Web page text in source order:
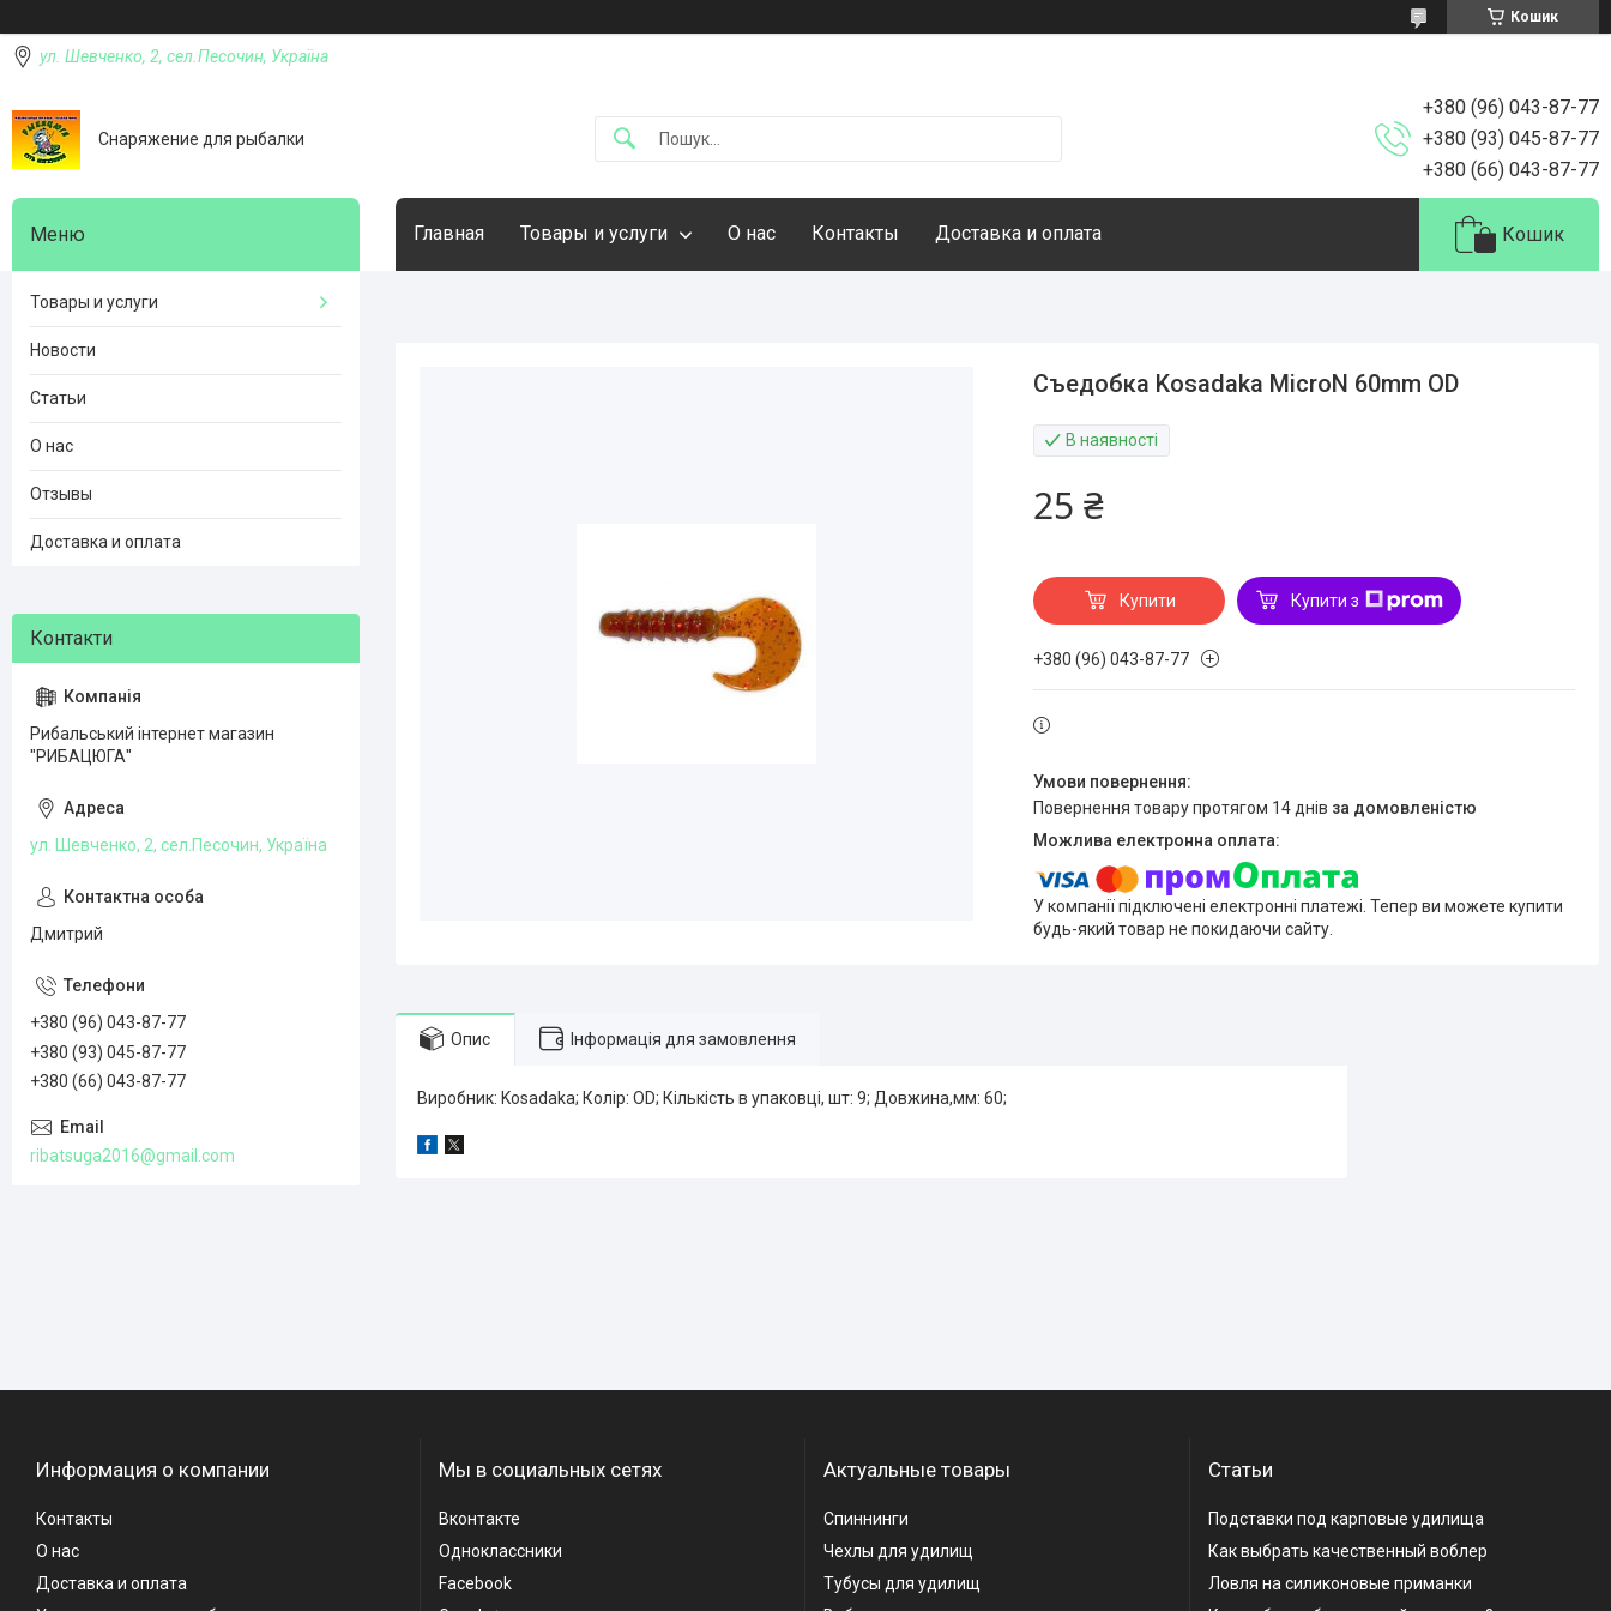
Кошик
ул. Шевченко, 2, сел.Песочин, Україна
Снаряжение для рыбалки
+380 (96) 043-87-77
+380 (93) 045-87-77
+380 (66) 043-87-77
Главная Товары и услуги О нас Контакты Доставка и оплата Кошик
Съедобка Kosadaka MicroN 60mm OD
В наявності
25 ₴
Купити Купити з
+380 (96) 043-87-77
повернення товару протягом 14 днів за домовленістю
У компанії підключені електронні платежі. Тепер ви можете купити
будь-який товар не покидаючи сайту.
Опис Інформація для замовлення
Виробник: Kosadaka; Колір: OD; Кількість в упаковці, шт: 9; Довжина,мм: 60;
Товары и услуги
Новости
Статьи
О нас
Отзывы
Доставка и оплата
Рибальський інтернет магазин
"РИБАЦЮГА"
ул. Шевченко, 2, сел.Песочин, Україна
Дмитрий
+380 (96) 043-87-77
+380 (93) 045-87-77
+380 (66) 043-87-77
ribatsuga2016@gmail.com
Информация о компании
Контакты
О нас
Доставка и оплата
Мы в социальных сетях
Вконтакте
Одноклассники
Facebook
Актуальные товары
Спиннинги
Чехлы для удилищ
Тубусы для удилищ
Статьи
Подставки под карповые удилища
Как выбрать качественный воблер
Ловля на силиконовые приманки